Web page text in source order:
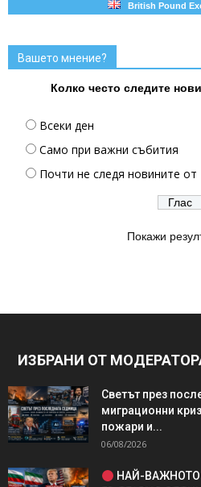
British Pound
Вашето мнение?
Колко често следите
Всеки ден
Само при важни събития
Почти не следя новините от
Покажи
ИЗБРАНИ ОТ
Светът през
миграционни
пожари и...
06/08/2026
НАЙ-